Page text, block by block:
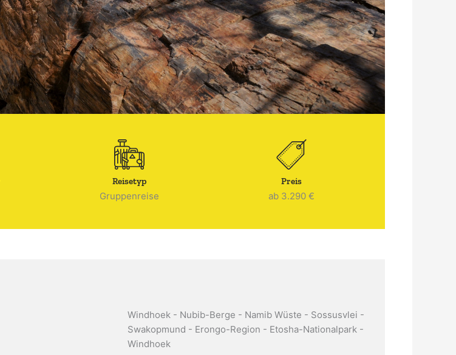
Reisetyp
Gruppenreise
Preis
ab 3.290 €
Windhoek - Nubib-Berge - Namib Wüste - Sossusvlei -
Swakopmund - Erongo-Region - Etosha-Nationalpark -
Windhoek